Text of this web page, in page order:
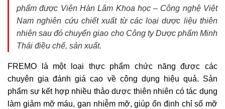
phẩm được Viện Hàn Lâm Khoa học – Công nghệ Việt
Nam nghiên cứu chiết xuất từ các loại dược liệu thiên
nhiên sau đó chuyển giao cho Công ty Dược phẩm Minh
Thái điều chế, sản xuất.
FREMO là một loại thực phẩm chức năng được các
chuyên gia đánh giá cao về công dụng hiệu quả. Sản
phẩm sự kết hợp nhiều thảo dược thiên nhiên có tác dụng
làm giảm mỡ máu, gan nhiễm mỡ, giúp ổn định chỉ số mỡ